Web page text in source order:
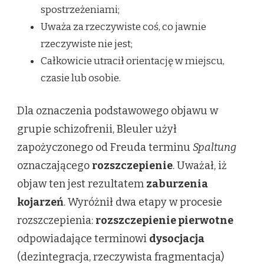
spostrzeżeniami;
Uważa za rzeczywiste coś, co jawnie
rzeczywiste nie jest;
Całkowicie utracił orientację w miejscu,
czasie lub osobie.
Dla oznaczenia podstawowego objawu w
grupie schizofrenii, Bleuler użył
zapożyczonego od Freuda terminu Spaltung
oznaczającego rozszczepienie. Uważał, iż
objaw ten jest rezultatem zaburzenia
kojarzeń. Wyróżnił dwa etapy w procesie
rozszczepienia: rozszczepienie pierwotne
odpowiadające terminowi dysocjacja
(dezintegracja, rzeczywista fragmentacja)